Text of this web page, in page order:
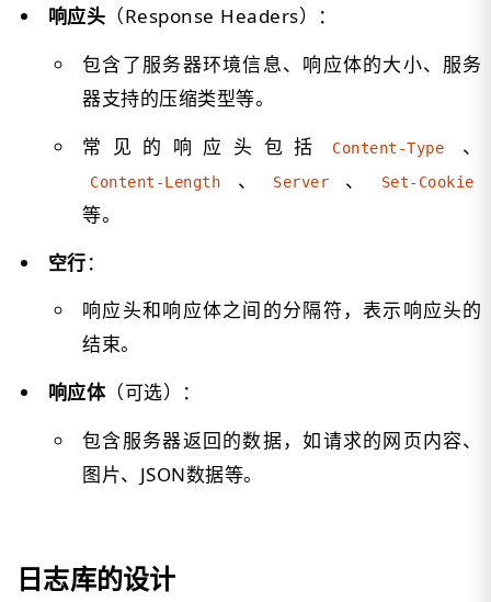
响应头 （Response Headers）：
包含了服务器环境信息、响应体的大小、服务
器支持的压缩类型等。
常见的响应头包括
Content-Type 、
Content-Length 、 Server 、 Set-Cookie
等。
空行：
响应头和响应体之间的分隔符，表示响应头的
结束。
响应体（可选）：
包含服务器返回的数据，如请求的网页内容、
图片、JSON数据等。
日志库的设计